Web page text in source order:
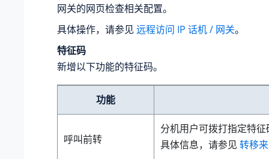
网关的网页检查相关配置。
具体操作，请参见 远程访问 IP 话机 / 网关。
特征码
新增以下功能的特征码。
功能
呼叫前转
分机用户可拨打指定特
具体信息，请参见 转移